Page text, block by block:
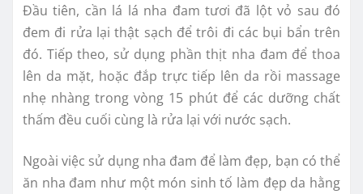
Đầu tiên, cần lá lá nha đam tươi đã lột vỏ sau đó
đem đi rửa lại thật sạch để trôi đi các bụi bẩn trên
đó. Tiếp theo, sử dụng phần thịt nha đam để thoa
lên da mặt, hoặc đắp trực tiếp lên da rồi massage
nhẹ nhàng trong vòng 15 phút để các dưỡng chất
thấm đều cuối cùng là rửa lại với nước sạch.
Ngoài việc sử dụng nha đam để làm đẹp, bạn có thể
ăn nha đam như một món sinh tố làm đẹp da hằng